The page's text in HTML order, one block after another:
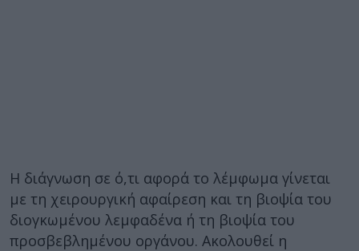
Η διάγνωση σε ό,τι αφορά το λέμφωμα γίνεται
με τη χειρουργική αφαίρεση και τη βιοψία του
διογκωμένου λεμφαδένα ή τη βιοψία του
προσβεβλημένου οργάνου. Ακολουθεί η